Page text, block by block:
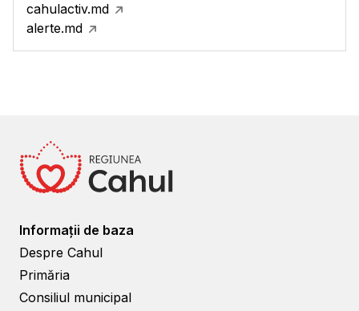
cahulactiv.md
alerte.md
Informații de baza
Despre Cahul
Primăria
Consiliul municipal